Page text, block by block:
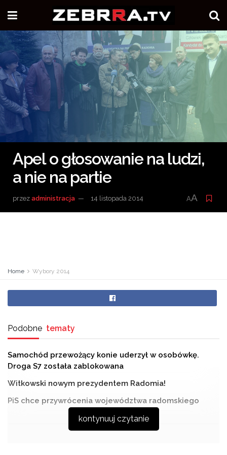
Apel o głosowanie na ludzi,
a nie na partie
przez administracja 14 listopada 2014 AA
Home Wybory 2014
Podobne tematy
Samochód przewożący konie uderzył w osobówkę.
Droga S7 została zablokowana
Witkowski nowym prezydentem Radomia!
PiS chce przywrócenia województwa radomskiego
kontynuuj czytanie